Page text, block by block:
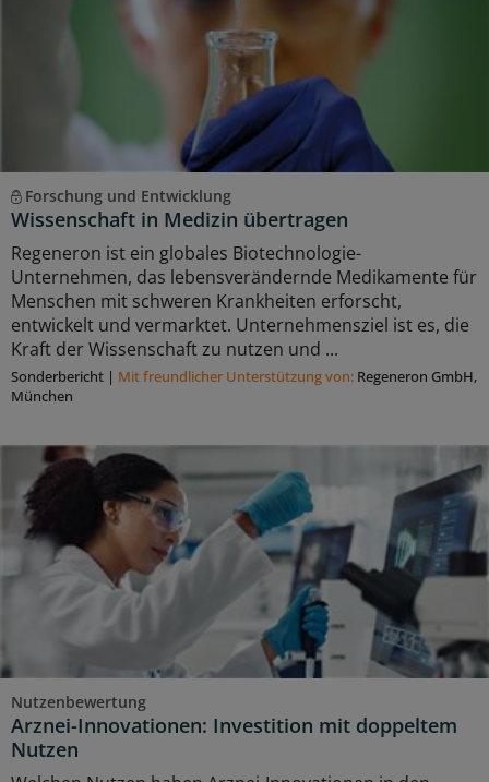
Forschung und Entwicklung
Wissenschaft in Medizin übertragen
Regeneron ist ein globales Biotechnologie-
Unternehmen, das lebensverändernde Medikamente für
Menschen mit schweren Krankheiten erforscht,
entwickelt und vermarktet. Unternehmensziel ist es, die
Kraft der Wissenschaft zu nutzen und ...
Sonderbericht | Mit freundlicher Unterstützung von: Regeneron GmbH,
München
Nutzenbewertung
Arznei-Innovationen: Investition mit doppeltem
Nutzen